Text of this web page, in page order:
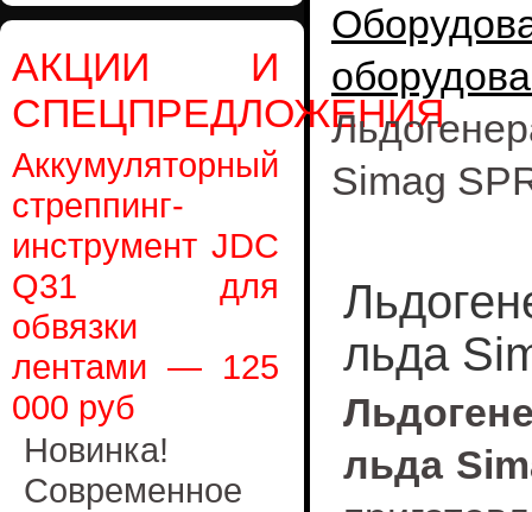
АКЦИИ И
СПЕЦПРЕДЛОЖЕНИЯ
Аккумуляторный
стреппинг-
инструмент JDC
Q31 для
обвязки
лентами — 125
000 руб
Новинка!
Современное
Simag
льда
льда